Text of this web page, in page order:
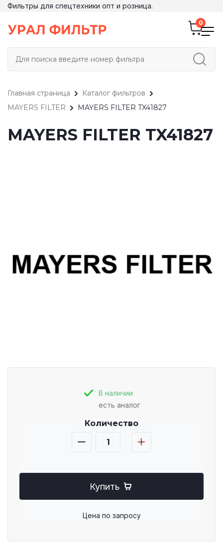
Фильтры для спецтехники опт и розница.
Главная страница
Каталог фильтров
MAYERS FILTER
MAYERS FILTER TX41827
MAYERS FILTER TX41827
В наличии
есть аналог
Количество
Купить
Цена по запросу